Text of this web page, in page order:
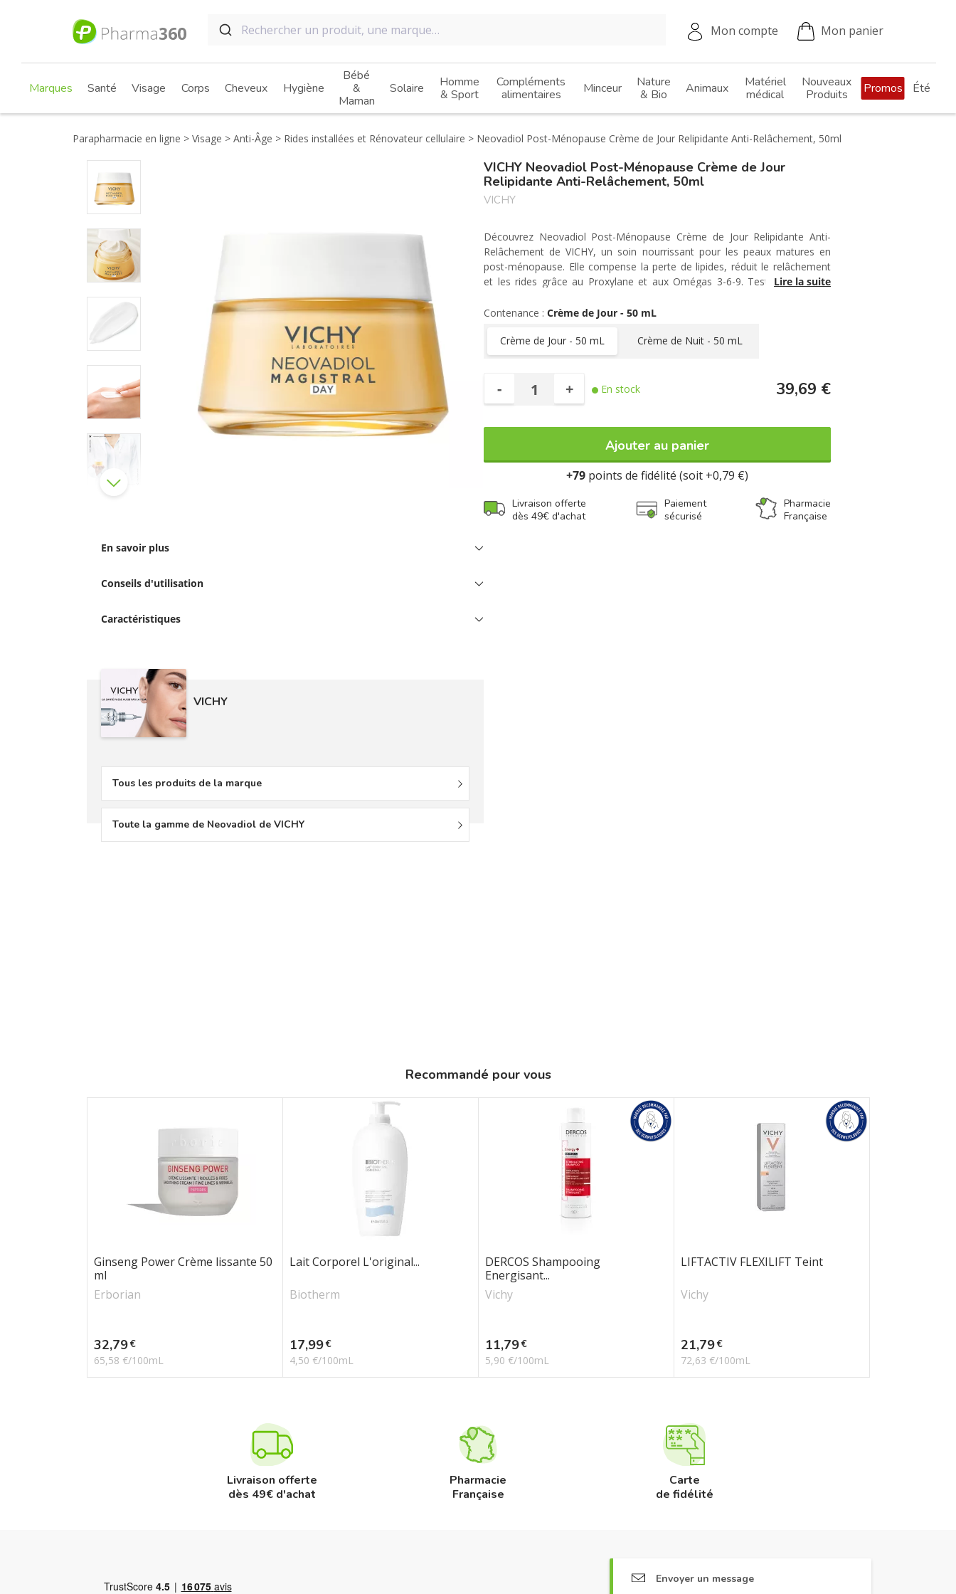
Mon compte Mon panier
Marques Santé Visage Corps Cheveux Hygiène
Bébé
&
Maman
Solaire
Homme
& Sport
Compléments
alimentaires
Minceur
Nature
& Bio
Animaux
Matériel
médical
Nouveaux
Produits
Promos Été
Parapharmacie en ligne Visage Anti-Âge Rides installées et Rénovateur cellulaire Neovadiol Post-Ménopause Crème de Jour Relipidante Anti-Relâchement, 50ml
VICHY Neovadiol Post-Ménopause Crème de Jour
Relipidante Anti-Relâchement, 50ml
VICHY
Découvrez Neovadiol Post-Ménopause Crème de Jour Relipidante Anti-
Relâchement de VICHY, un soin nourrissant pour les peaux matures en
post-ménopause. Elle compense la perte de lipides, réduit le relâchement
et les rides grâce au Proxylane et aux Omégas 3-6-9. Testée sur peaux
Lire la suite
Contenance : Crème de Jour - 50 mL
Crème de Jour - 50 mL Crème de Nuit - 50 mL
En stock
- + 39,69 €
Ajouter au panier
+79 points de fidélité (soit +0,79 €)
Livraison offerte
dès 49€ d'achat
Paiement
sécurisé
Pharmacie
Française
En savoir plus
Conseils d'utilisation
Caractéristiques
VICHY
Tous les produits de la marque
Toute la gamme de Neovadiol de VICHY
Recommandé pour vous
Ginseng Power Crème lissante 50
ml
Erborian
Prix
32,79€
65,58 €/100mL
Lait Corporel L'original...
Biotherm
Prix
17,99€
4,50 €/100mL
DERCOS Shampooing
Energisant...
Vichy
Prix
11,79€
5,90 €/100mL
LIFTACTIV FLEXILIFT Teint
Vichy
Prix
21,79€
72,63 €/100mL
Livraison offerte
dès 49€ d'achat
Pharmacie
Française
Carte
de fidélité
Envoyer un message